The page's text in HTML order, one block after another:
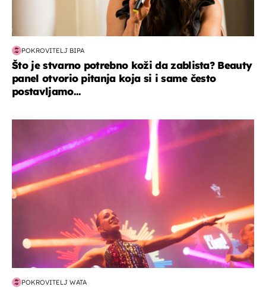
POKROVITELJ BIPA
Što je stvarno potrebno koži da zablista? Beauty
panel otvorio pitanja koja si i same često
postavljamo...
POKROVITELJ WATA